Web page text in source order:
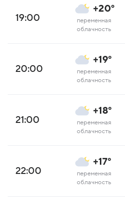
19:00
+20°
переменная
облачность
20:00
+19°
переменная
облачность
21:00
+18°
переменная
облачность
22:00
+17°
переменная
облачность